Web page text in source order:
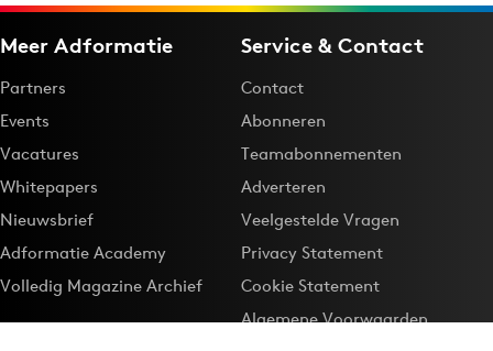
Meer Adformatie
Partners
Events
Vacatures
Whitepapers
Nieuwsbrief
Adformatie Academy
Volledig Magazine Archief
Service & Contact
Contact
Abonneren
Teamabonnementen
Adverteren
Veelgestelde Vragen
Privacy Statement
Cookie Statement
Algemene Voorwaarden